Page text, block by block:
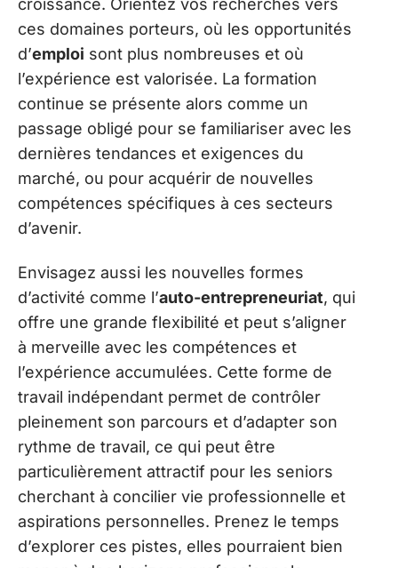
ces domaines porteurs, où les opportunités
d’emploi sont plus nombreuses et où
l’expérience est valorisée. La formation
continue se présente alors comme un
passage obligé pour se familiariser avec les
dernières tendances et exigences du
marché, ou pour acquérir de nouvelles
compétences spécifiques à ces secteurs
d’avenir.
Envisagez aussi les nouvelles formes
d’activité comme l’auto-entrepreneuriat, qui
offre une grande flexibilité et peut s’aligner
à merveille avec les compétences et
l’expérience accumulées. Cette forme de
travail indépendant permet de contrôler
pleinement son parcours et d’adapter son
rythme de travail, ce qui peut être
particulièrement attractif pour les seniors
cherchant à concilier vie professionnelle et
aspirations personnelles. Prenez le temps
d’explorer ces pistes, elles pourraient bien